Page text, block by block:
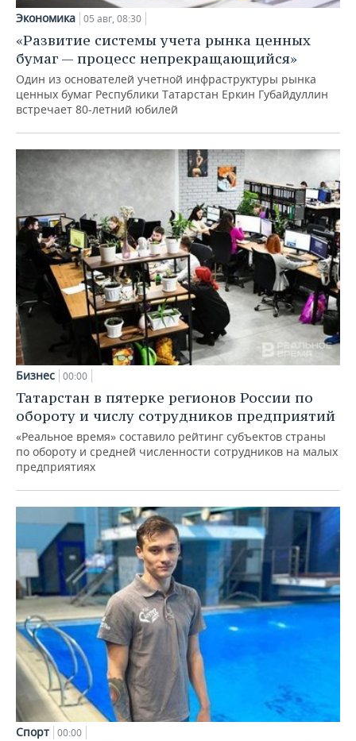
Экономика 05 авг, 08:30
«Развитие системы учета рынка ценных
бумаг — процесс непрекращающийся»
Один из основателей учетной инфраструктуры рынка
ценных бумаг Республики Татарстан Еркин Губайдуллин
встречает 80-летний юбилей
Бизнес 00:00
Татарстан в пятерке регионов России по
обороту и числу сотрудников предприятий
«Реальное время» составило рейтинг субъектов страны
по обороту и средней численности сотрудников на малых
предприятиях
Спорт 00:00